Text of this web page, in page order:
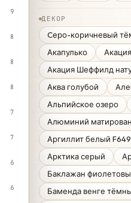
9
8
8
8
7
7
6
6
ДЕКОР
Cеро-коричневый
Акапулько
Акация Шеффилд
Аква голубой
Альпийское озеро
Алюминий
Аргиллит белый F649
Арктика серый
Баклажан
Баменда венге